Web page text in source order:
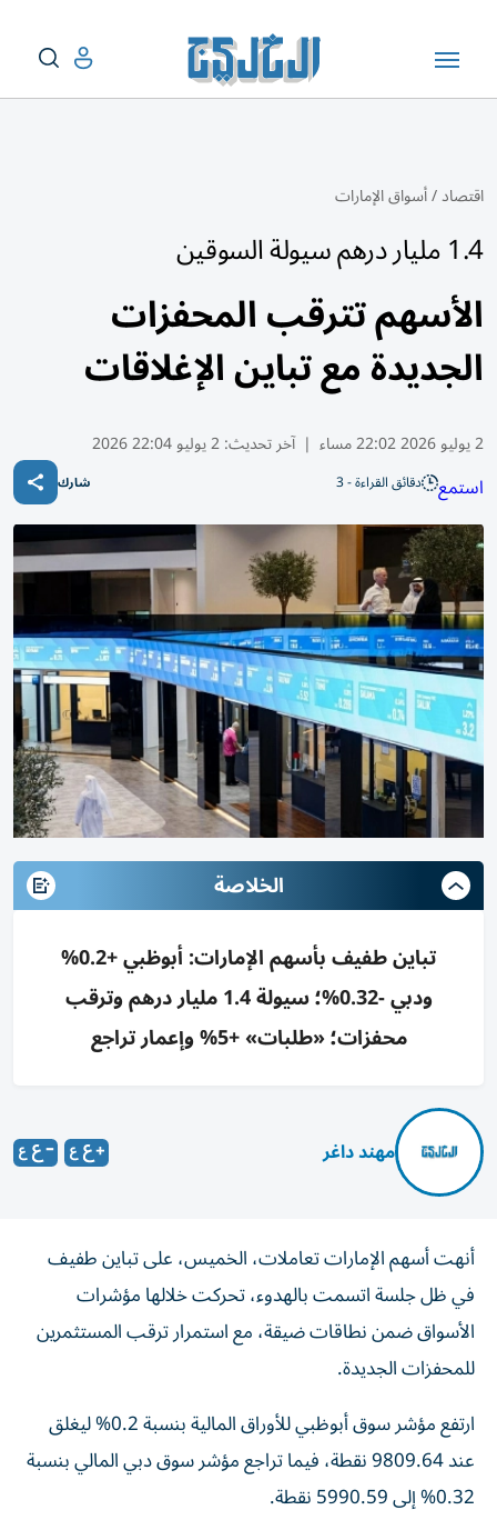
اقتصاد/أسواق الإمارات
1.4 مليار درهم سيولة السوقين
الأسهم تترقب المحفزات
الجديدة مع تباين الإغلاقات
2 يوليو 2026 22:02 مساء | آخر تحديث:2 يوليو 22:04 2026
استمع دقائق القراءة - 3 شارك
الخلاصة
تباين طفيف بأسهم الإمارات: أبوظبي +0.2%
ودبي -0.32%؛ سيولة 1.4 مليار درهم وترقب
محفزات؛ «طلبات» +5% وإعمار تراجع
مهند داغر
أنهت أسهم الإمارات تعاملات، الخميس، على تباين طفيف
في ظل جلسة اتسمت بالهدوء، تحركت خلالها مؤشرات
الأسواق ضمن نطاقات ضيقة، مع استمرار ترقب المستثمرين
للمحفزات الجديدة.
ارتفع مؤشر سوق أبوظبي للأوراق المالية بنسبة 0.2% ليغلق
عند 9809.64 نقطة، فيما تراجع مؤشر سوق دبي المالي بنسبة
0.32% إلى 5990.59 نقطة.